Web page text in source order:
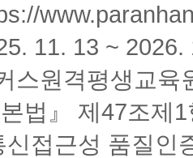
11. 13 ~ 2026.
스원격평생교육
본법』 제47조
접근성 품질인